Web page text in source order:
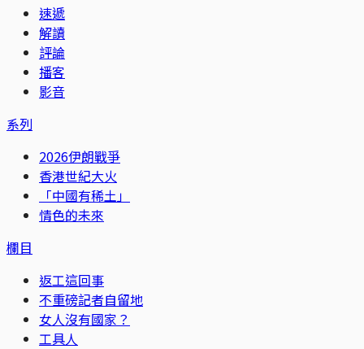
速遞
解讀
評論
播客
影音
系列
2026伊朗戰爭
香港世紀大火
「中國有稀土」
情色的未來
欄目
返工這回事
不重磅記者自留地
女人沒有國家？
工具人